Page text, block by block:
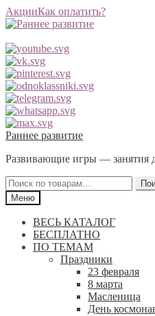
АкцииКак оплатить?
Перейти
навигации
Перейти
содержимому
Раннее развитие
Развивающие игры — занятия
Искать:
Меню
ВЕСЬ КАТАЛОГ
БЕСПЛАТНО
ПО ТЕМАМ
Праздники
23 февраля
8 марта
Масленица
День